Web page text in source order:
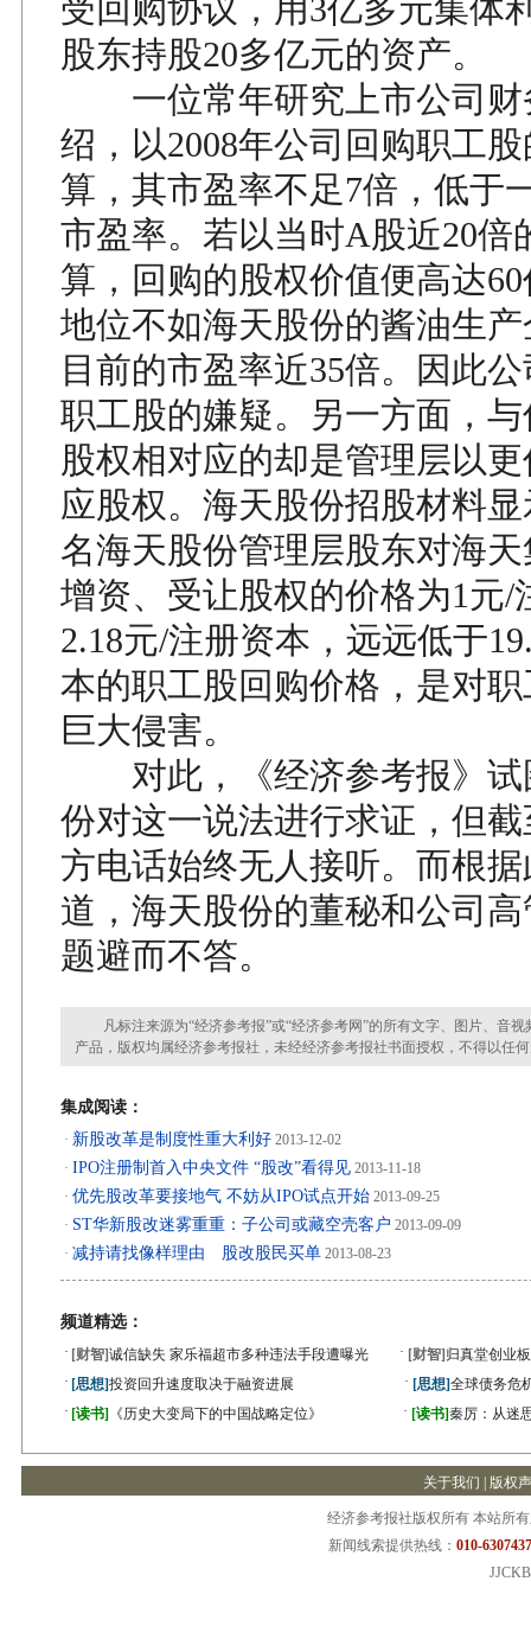
受回购协议，用3亿多元集体
股东持股20多亿元的资产。
一位常年研究上市公司财
绍，以2008年公司回购职工
算，其市盈率不足7倍，低于
市盈率。若以当时A股近20倍
算，回购的股权价值便高达
地位不如海天股份的酱油生
目前的市盈率近35倍。因此
职工股的嫌疑。另一方面，
股权相对应的却是管理层以
应股权。海天股份招股材料显
名海天股份管理层股东对海
增资、受让股权的价格为1元/
2.18元/注册资本，远远低于
本的职工股回购价格，是对
巨大侵害。
对此，《经济参考报》试
份对这一说法进行求证，但
方电话始终无人接听。而根
道，海天股份的董秘和公司
题避而不答。
凡标注来源为“经济参考报”或“经济参考网”的所有文字、图片、音视
产品，版权均属经济参考报社，未经经济参考报社书面授权，不得以任
集成阅读：
· 新股改革是制度性重大利好 2013-12-02
· IPO注册制首入中央文件 “股改”看得见 2013-11-18
· 优先股改革要接地气 不妨从IPO试点开始 2013-09-25
· ST华新股改迷雾重重：子公司或藏空壳客户 2013-09-09
· 减持请找像样理由 股改股民买单 2013-08-23
频道精选：
· [财智]诚信缺失 家乐福超市多种违法手段遭曝光 · [财智] 归真堂创业
· [思想]投资回升速度取决于融资进展 · [思想]全球债务危
· [读书] 《历史大变局下的中国战略定位》 · [读书]秦厉：从迷
关于我们 版权
经济参考报社版权所有 本站所
新闻线索提供热线： 010-